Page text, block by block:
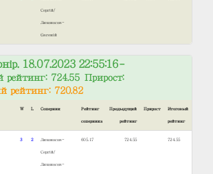
Сергій/
Лихоносов-
Євгеній
18.07.2023 22:55:16–
724.55 Прирост:
рейтинг: 720.82
W L Соперник Рейтинг
соперника
Предыдущий
рейтинг
Прирост Итоговый
рейтинг
3 2 Лихоносов-
Сергій/
Лихоносов-
605.17 724.55 724.55